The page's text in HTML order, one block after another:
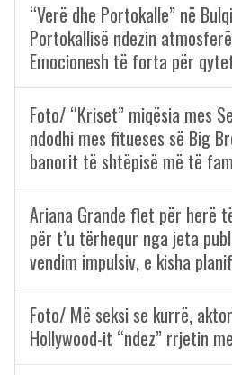
“Verë dhe Portokalle” në
Portokallisë ndezin
Emocionesh të forta për
Foto/ “Kriset” miqësia mes
ndodhi mes fitueses së Big
banorit të shtëpisë më të
Ariana Grande flet për herë
për t’u tërhequr nga jeta
vendim impulsiv, e kisha
Foto/ Më seksi se kurrë,
Hollywood-it “ndez” rrjetin